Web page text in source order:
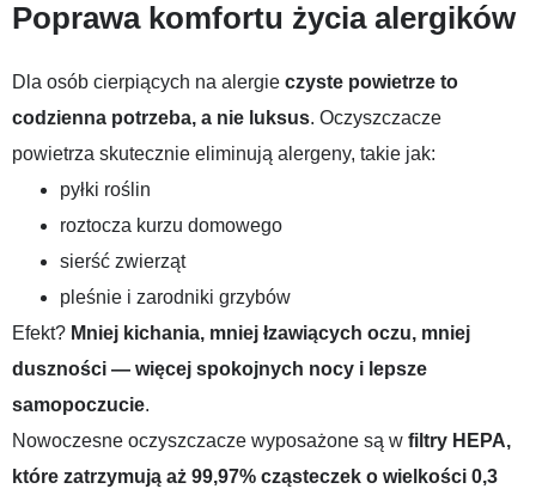
Poprawa komfortu życia alergików
Dla osób cierpiących na alergie czyste powietrze to
codzienna potrzeba, a nie luksus. Oczyszczacze
powietrza skutecznie eliminują alergeny, takie jak:
pyłki roślin
roztocza kurzu domowego
sierść zwierząt
pleśnie i zarodniki grzybów
Efekt? Mniej kichania, mniej łzawiących oczu, mniej
duszności — więcej spokojnych nocy i lepsze
samopoczucie.
Nowoczesne oczyszczacze wyposażone są w filtry HEPA,
które zatrzymują aż 99,97% cząsteczek o wielkości 0,3